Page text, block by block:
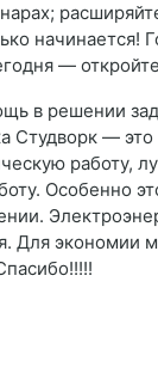
—
в решении
Студворк —
работу,
Особенно
Для экономии